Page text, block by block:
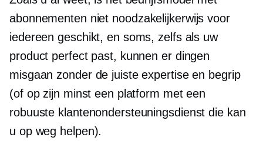
abonnementen niet noodzakelijkerwijs voor
iedereen geschikt, en soms, zelfs als uw
product perfect past, kunnen er dingen
misgaan zonder de juiste expertise en begrip
(of op zijn minst een platform met een
robuuste klantenondersteuningsdienst die kan
u op weg helpen).